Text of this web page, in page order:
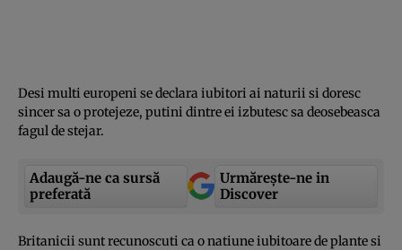
Desi multi europeni se declara iubitori ai naturii si doresc
sincer sa o protejeze, putini dintre ei izbutesc sa deosebeasca
fagul de stejar.
Adaugă-ne ca sursă
preferată
Urmărește-ne in
Discover
Britanicii sunt recunoscuti ca o natiune iubitoare de plante si